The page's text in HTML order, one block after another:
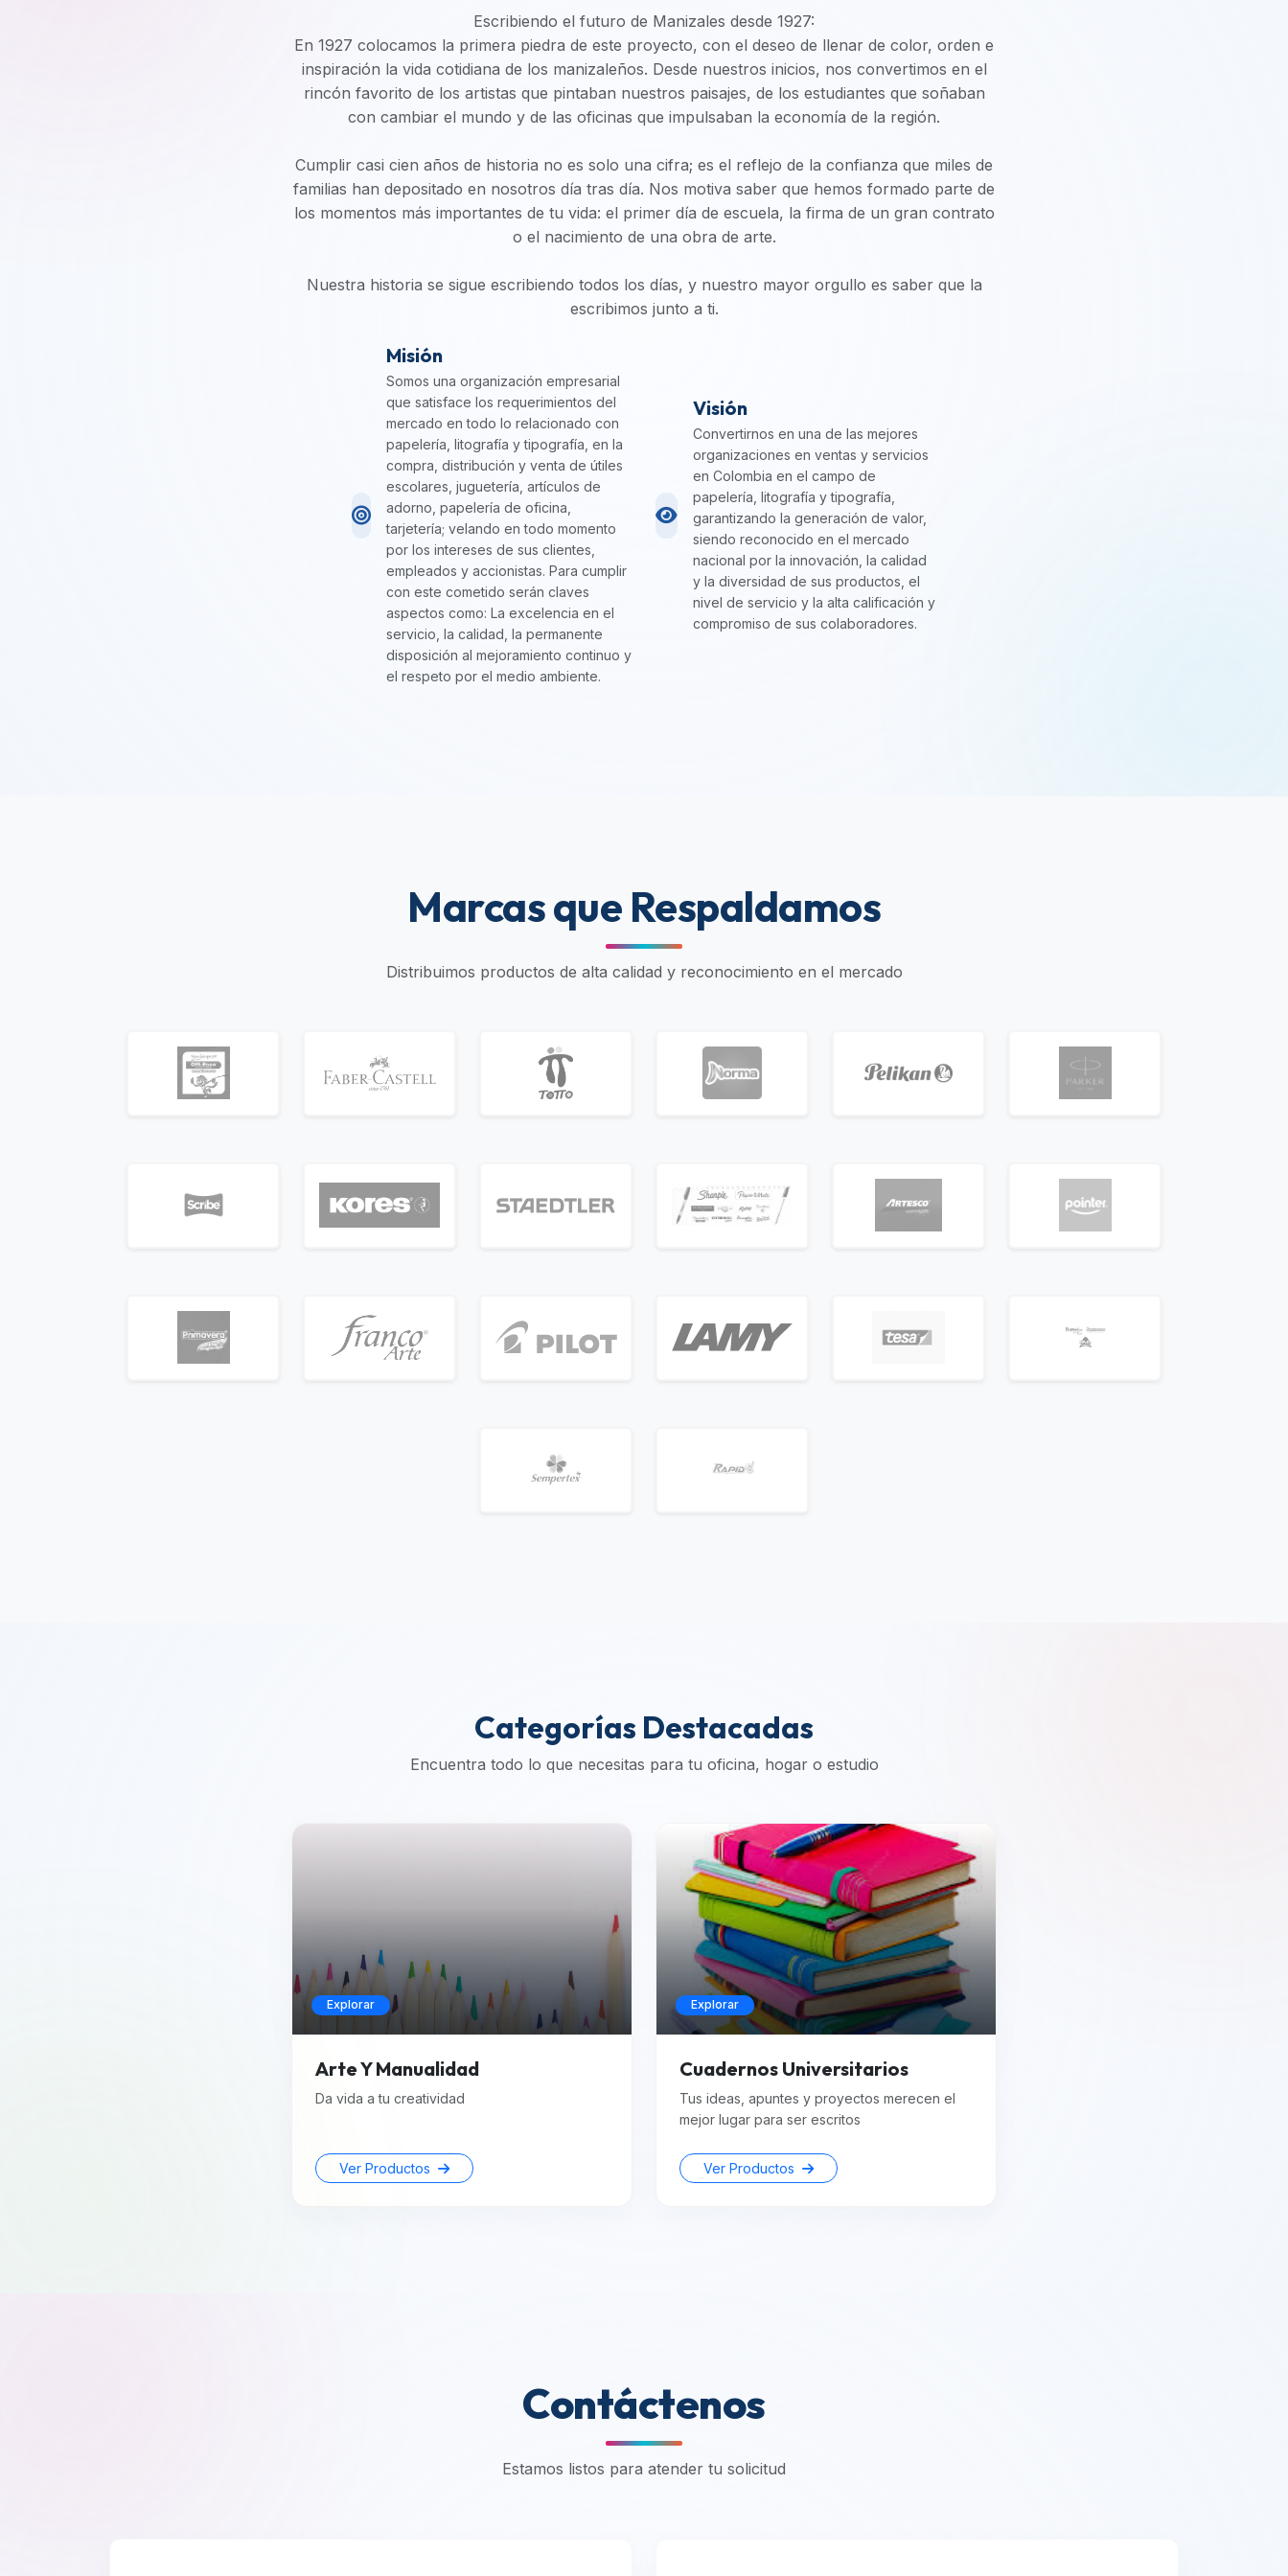
Escribiendo el futuro de Manizales desde 1927:
En 1927 colocamos la primera piedra de este proyecto, con el deseo de llenar de color, orden e
inspiración la vida cotidiana de los manizaleños. Desde nuestros inicios, nos convertimos en el
rincón favorito de los artistas que pintaban nuestros paisajes, de los estudiantes que soñaban
con cambiar el mundo y de las oficinas que impulsaban la economía de la región.
Cumplir casi cien años de historia no es solo una cifra; es el reflejo de la confianza que miles de
familias han depositado en nosotros día tras día. Nos motiva saber que hemos formado parte de
los momentos más importantes de tu vida: el primer día de escuela, la firma de un gran contrato
o el nacimiento de una obra de arte.
Nuestra historia se sigue escribiendo todos los días, y nuestro mayor orgullo es saber que la
escribimos junto a ti.
Misión
Somos una organización empresarial
que satisface los requerimientos del
mercado en todo lo relacionado con
papelería, litografía y tipografía, en la
compra, distribución y venta de útiles
escolares, juguetería, artículos de
adorno, papelería de oficina,
tarjetería; velando en todo momento
por los intereses de sus clientes,
empleados y accionistas. Para cumplir
con este cometido serán claves
aspectos como: La excelencia en el
servicio, la calidad, la permanente
disposición al mejoramiento continuo y
el respeto por el medio ambiente.
Visión
Convertirnos en una de las mejores
organizaciones en ventas y servicios
en Colombia en el campo de
papelería, litografía y tipografía,
garantizando la generación de valor,
siendo reconocido en el mercado
nacional por la innovación, la calidad
y la diversidad de sus productos, el
nivel de servicio y la alta calificación y
compromiso de sus colaboradores.
Marcas que Respaldamos
Distribuimos productos de alta calidad y reconocimiento en el mercado
Categorías Destacadas
Encuentra todo lo que necesitas para tu oficina, hogar o estudio
Explorar
Arte Y Manualidad
Da vida a tu creatividad
Ver Productos
Explorar
Cuadernos Universitarios
Tus ideas, apuntes y proyectos merecen el
mejor lugar para ser escritos
Ver Productos
Contáctenos
Estamos listos para atender tu solicitud